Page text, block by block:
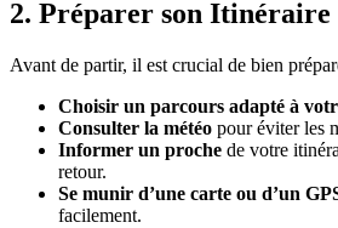
2. Préparer son Itinéraire
Avant de partir, il est crucial de bien
Choisir un parcours adapté à
Consulter la météo pour éviter les
Informer un proche de votre
retour.
Se munir d’une carte ou d’un
facilement.